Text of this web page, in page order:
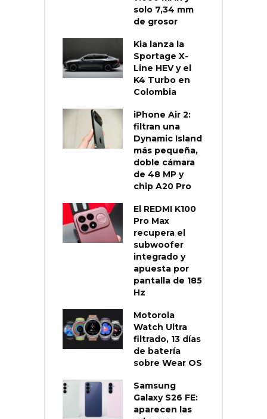
solo 7,34 mm
de grosor
Kia lanza la
Sportage X-
Line HEV y el
K4 Turbo en
Colombia
iPhone Air 2:
filtran una
Dynamic Island
más pequeña,
doble cámara
de 48 MP y
chip A20 Pro
El REDMI K100
Pro Max
recupera el
subwoofer
integrado y
apuesta por
pantalla de 185
Hz
Motorola
Watch Ultra
filtrado, 13 días
de batería
sobre Wear OS
Samsung
Galaxy S26 FE:
aparecen las